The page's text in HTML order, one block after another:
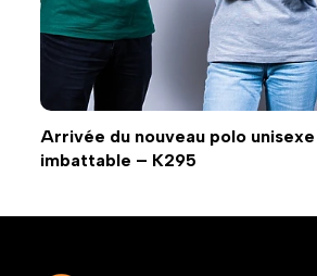
Arrivée du nouveau polo
imbattable – K295